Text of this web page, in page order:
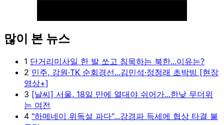
많이 본 뉴스
1 단거리미사일 한 발 쏘고 침묵하는 북한...이유는?
2 민주, 강원·TK 순회경선...김민석·정청래 초박빙 [현장
영상+]
3 [날씨] 서울, 18일 만에 열대야 쉬어가...한낮 무더위
는 여전
4 "하메네이 위독설 파다"...강경파 득세에 협상 타결 불